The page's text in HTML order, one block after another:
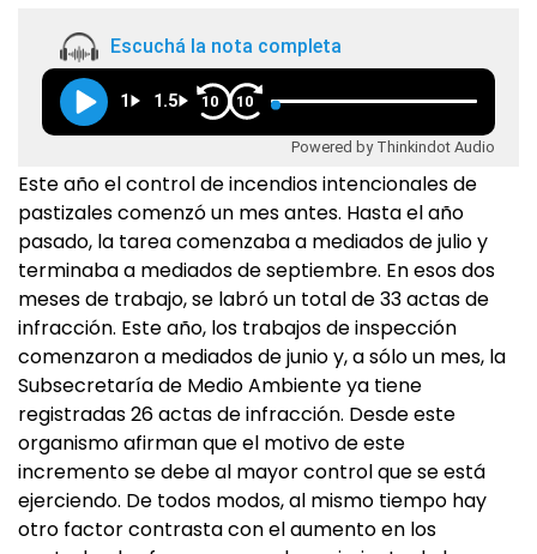
Escuchá la nota completa
1 1.5 10 10
Powered by Thinkindot Audio
Este año el control de incendios intencionales de
pastizales comenzó un mes antes. Hasta el año
pasado, la tarea comenzaba a mediados de julio y
terminaba a mediados de septiembre. En esos dos
meses de trabajo, se labró un total de 33 actas de
infracción. Este año, los trabajos de inspección
comenzaron a mediados de junio y, a sólo un mes, la
Subsecretaría de Medio Ambiente ya tiene
registradas 26 actas de infracción. Desde este
organismo afirman que el motivo de este
incremento se debe al mayor control que se está
ejerciendo. De todos modos, al mismo tiempo hay
otro factor contrasta con el aumento en los